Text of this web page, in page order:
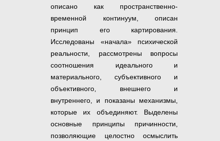
описано как пространственно-
временной континуум, описан
принцип его картирования.
Исследованы «начала» психической
реальности, рассмотрены вопросы
соотношения идеального и
материального, субъективного и
объективного, внешнего и
внутреннего, и показаны механизмы,
которые их объединяют. Выделены
основные принципы причинности,
позволяющие целостно осмыслить